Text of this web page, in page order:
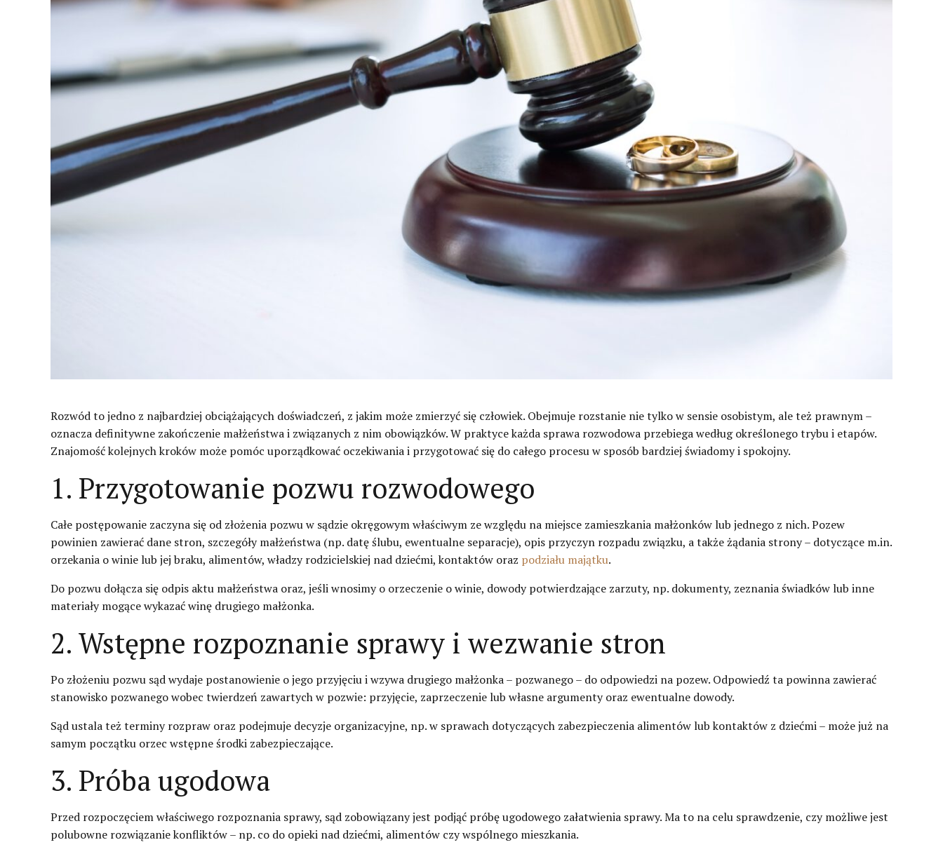
Rozwód to jedno z najbardziej obciążających doświadczeń, z jakim może zmierzyć się człowiek. Obejmuje rozstanie nie tylko w sensie osobistym, ale też prawnym –
oznacza definitywne zakończenie małżeństwa i związanych z nim obowiązków. W praktyce każda sprawa rozwodowa przebiega według określonego trybu i etapów.
Znajomość kolejnych kroków może pomóc uporządkować oczekiwania i przygotować się do całego procesu w sposób bardziej świadomy i spokojny.
1. Przygotowanie pozwu rozwodowego
Całe postępowanie zaczyna się od złożenia pozwu w sądzie okręgowym właściwym ze względu na miejsce zamieszkania małżonków lub jednego z nich. Pozew
powinien zawierać dane stron, szczegóły małżeństwa (np. datę ślubu, ewentualne separacje), opis przyczyn rozpadu związku, a także żądania strony – dotyczące m.in.
orzekania o winie lub jej braku, alimentów, władzy rodzicielskiej nad dziećmi, kontaktów oraz podziału majątku.
Do pozwu dołącza się odpis aktu małżeństwa oraz, jeśli wnosimy o orzeczenie o winie, dowody potwierdzające zarzuty, np. dokumenty, zeznania świadków lub inne
materiały mogące wykazać winę drugiego małżonka.
2. Wstępne rozpoznanie sprawy i wezwanie stron
Po złożeniu pozwu sąd wydaje postanowienie o jego przyjęciu i wzywa drugiego małżonka – pozwanego – do odpowiedzi na pozew. Odpowiedź ta powinna zawierać
stanowisko pozwanego wobec twierdzeń zawartych w pozwie: przyjęcie, zaprzeczenie lub własne argumenty oraz ewentualne dowody.
Sąd ustala też terminy rozpraw oraz podejmuje decyzje organizacyjne, np. w sprawach dotyczących zabezpieczenia alimentów lub kontaktów z dziećmi – może już na
samym początku orzec wstępne środki zabezpieczające.
3. Próba ugodowa
Przed rozpoczęciem właściwego rozpoznania sprawy, sąd zobowiązany jest podjąć próbę ugodowego załatwienia sprawy. Ma to na celu sprawdzenie, czy możliwe jest
polubowne rozwiązanie konfliktów – np. co do opieki nad dziećmi, alimentów czy wspólnego mieszkania.